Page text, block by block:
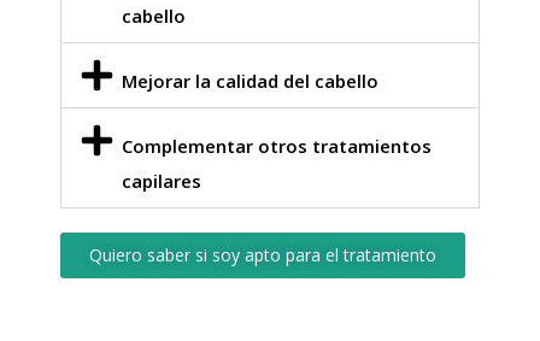
cabello
Mejorar la calidad del cabello
Complementar otros tratamientos
capilares
Quiero saber si soy apto para el tratamiento